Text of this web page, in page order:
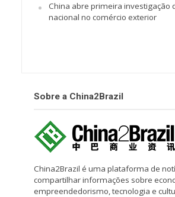
China abre primeira investigação
nacional no comércio exterior
Sobre a China2Brazil
China2Brazil é uma plataforma de
compartilhar informações sobre
empreendedorismo, tecnologia e